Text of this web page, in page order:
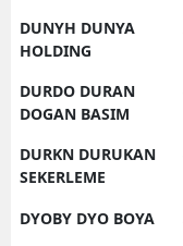
DUNYH DUNYA
HOLDING
DURDO DURAN
DOGAN BASIM
DURKN DURUKAN
SEKERLEME
DYOBY DYO BOYA